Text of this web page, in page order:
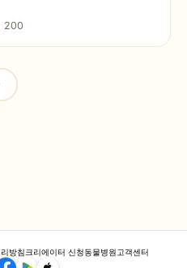
200
방침크리에이터 신청동물병원고객센터